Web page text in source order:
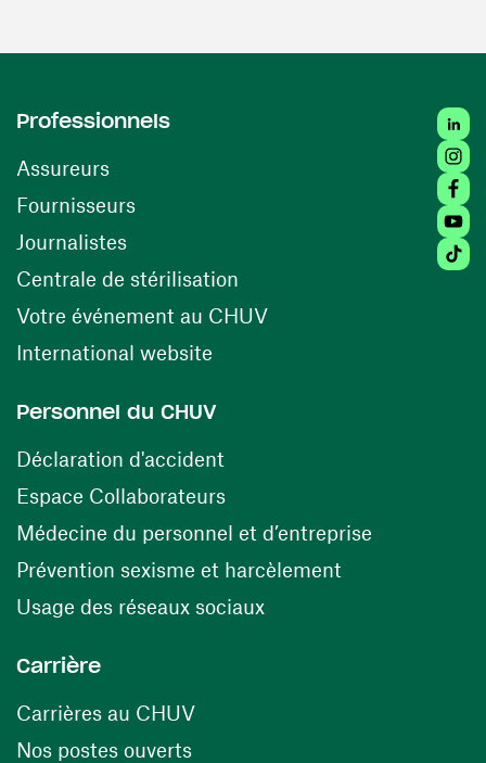
Professionnels
Assureurs
Fournisseurs(ouvre une nouvelle fenêtre)
Journalistes
Centrale de stérilisation (ouvre une nouvelle
Votre événement au CHUV(ouvre une nouvelle
International website
Personnel du CHUV
Déclaration d'accident
Espace Collaborateurs(ouvre une nouvelle fenêtre)
Médecine du personnel et d’entreprise
Prévention sexisme et harcèlement
Usage des réseaux sociaux(ouvre une nouvelle
Carrière
Carrières au CHUV(ouvre une nouvelle fenêtre)
Nos postes ouverts(ouvre une nouvelle fenêtre)